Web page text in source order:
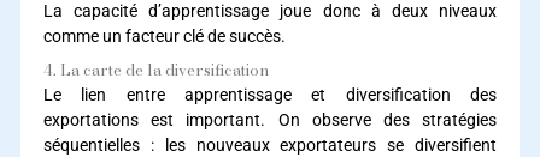
La capacité d’apprentissage joue donc à deux niveaux
comme un facteur clé de succès.
4. La carte de la diversification
Le lien entre apprentissage et diversification des
exportations est important. On observe des stratégies
séquentielles : les nouveaux exportateurs se diversifient